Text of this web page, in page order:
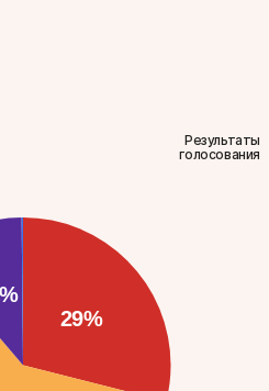
Результаты
голосования